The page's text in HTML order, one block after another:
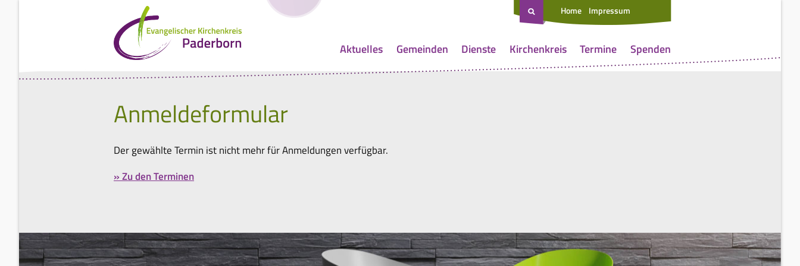
Home Impressum
Aktuelles Gemeinden Dienste Kirchenkreis Termine Spenden
Anmeldeformular
Der gewählte Termin ist nicht mehr für Anmeldungen verfügbar.
» Zu den Terminen